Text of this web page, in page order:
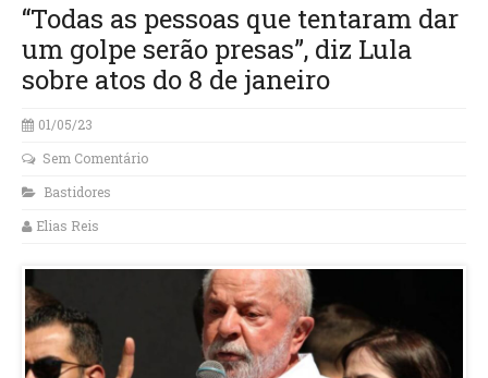
“Todas as pessoas que tentaram dar
um golpe serão presas”, diz Lula
sobre atos do 8 de janeiro
01/05/23
Sem Comentário
Bastidores
Elias Reis